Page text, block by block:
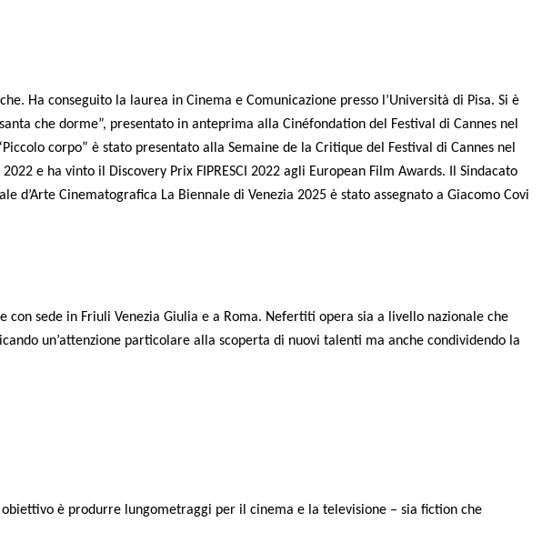
Ha conseguito la laurea in Cinema e Comunicazione presso l’Università di Pisa. Si è
che dorme”, presentato in anteprima alla Cinéfondation del Festival di Cannes nel
corpo” è stato presentato alla Semaine de la Critique del Festival di Cannes nel
e ha vinto il Discovery Prix FIPRESCI 2022 agli European Film Awards. Il Sindacato
Cinematografica La Biennale di Venezia 2025 è stato assegnato a Giacomo Covi
sede in Friuli Venezia Giulia e a Roma. Nefertiti opera sia a livello nazionale che
un’attenzione particolare alla scoperta di nuovi talenti ma anche condividendo la
è produrre lungometraggi per il cinema e la televisione – sia fiction che